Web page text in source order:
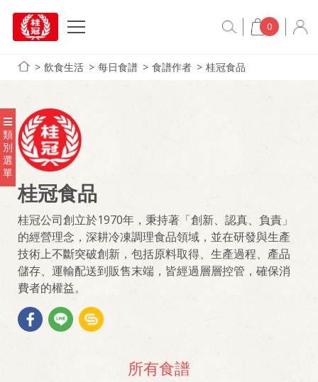
0
飲食生活 每日食譜 食譜作者 桂冠食品
類
別
選
單
桂冠食品
桂冠公司創立於1970年，秉持著「創新、認真、負責」
的經營理念，深耕冷凍調理食品領域，並在研發與生產
技術上不斷突破創新，包括原料取得、生產過程、產品
儲存、運輸配送到販售末端，皆經過層層控管，確保消
費者的權益。
所有食譜